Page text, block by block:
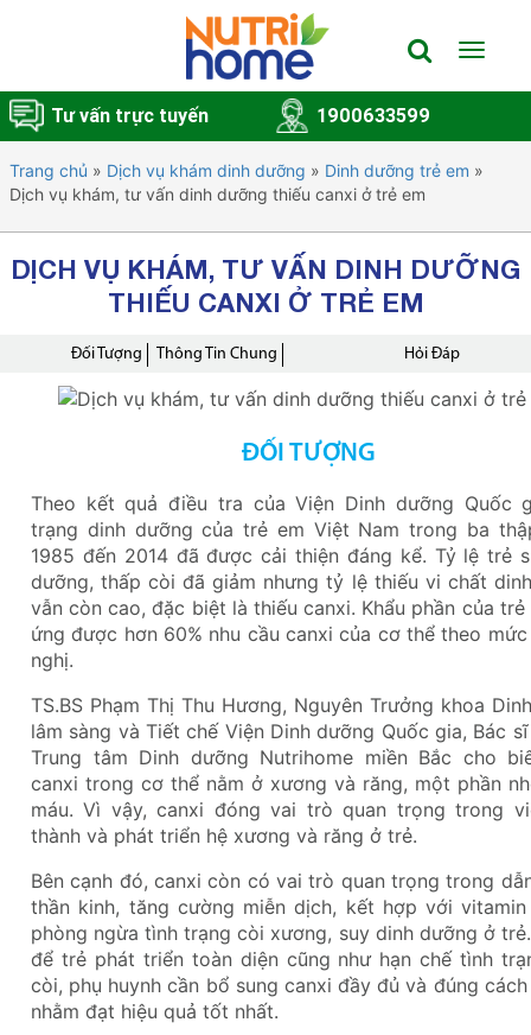
Toggle
Tư vấn trực tuyến 1900633599
Trang chủ » Dịch vụ khám dinh dưỡng » Dinh dưỡng trẻ em »
Dịch vụ khám, tư vấn dinh dưỡng thiếu canxi ở trẻ em
DỊCH VỤ KHÁM, TƯ VẤN DINH DƯỠNG
THIẾU CANXI Ở TRẺ EM
Đối Tượng Thông Tin Chung Hỏi Đáp
ĐỐI TƯỢNG
Theo kết quả điều tra của Viện Dinh dưỡng Quốc
trạng dinh dưỡng của trẻ em Việt Nam trong ba
1985 đến 2014 đã được cải thiện đáng kể. Tỷ lệ trẻ
dưỡng, thấp còi đã giảm nhưng tỷ lệ thiếu vi chất
vẫn còn cao, đặc biệt là thiếu canxi. Khẩu phần của
ứng được hơn 60% nhu cầu canxi của cơ thể theo mức
nghị.
TS.BS Phạm Thị Thu Hương, Nguyên Trưởng khoa
lâm sàng và Tiết chế Viện Dinh dưỡng Quốc gia, Bác
Trung tâm Dinh dưỡng Nutrihome miền Bắc cho
canxi trong cơ thể nằm ở xương và răng, một phần
máu. Vì vậy, canxi đóng vai trò quan trọng trong
thành và phát triển hệ xương và răng ở trẻ.
Bên cạnh đó, canxi còn có vai trò quan trọng trong
thần kinh, tăng cường miễn dịch, kết hợp với
phòng ngừa tình trạng còi xương, suy dinh dưỡng ở
để trẻ phát triển toàn diện cũng như hạn chế tình
còi, phụ huynh cần bổ sung canxi đầy đủ và đúng
nhằm đạt hiệu quả tốt nhất.